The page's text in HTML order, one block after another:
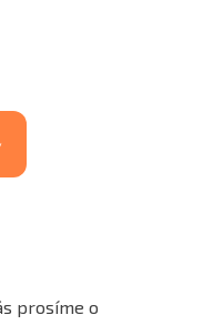
prosíme o